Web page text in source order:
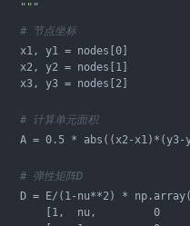
" ""
# 节点坐标
x1, y1 = nodes[0]
x2, y2 = nodes[1]
x3, y3 = nodes[2]
# 计算单元面积
A = 0.5 * abs((x2-x1)*(y3-
# 弹性矩阵D
D = E/(1-nu**2) *
[1,  nu,         0